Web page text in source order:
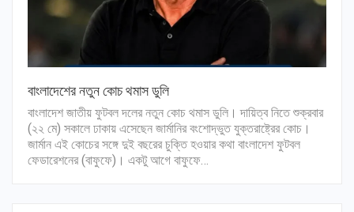
বাংলাদেশের নতুন কোচ থমাস ডুলি
বাংলাদেশ জাতীয় ফুটবল দলের নতুন কোচ থমাস ডুলি। দায়িত্ব নিতে শুক্রবার
(২২ মে) সকালে ঢাকায় এসেছেন জার্মানির বংশোদ্ভুত যুক্তরাষ্ট্রের কোচ।
জার্মান এই কোচের সঙ্গে দুই বছরের চুক্তি হওয়ার কথা বাংলাদেশ ফুটবল
ফেডারেশনের (বাফুফে)। একটু আগে বাফুফে…